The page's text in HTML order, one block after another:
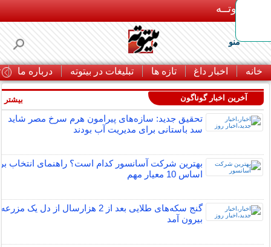
بـیتوتــه
منو
خانه اخبار داغ تازه ها تبلیغات در بیتوته درباره ما
آخرین اخبار گوناگون
تحقیق جدید: سازه‌های پیرامون هرم سرخ مصر شاید
سد باستانی برای مدیریت آب بودند
بهترین شرکت آسانسور کدام است؟ راهنمای انتخاب
اساس 10 معیار مهم
گنج سکه‌های طلایی بعد از 2 هزارسال از دل یک مزرعه
بیرون آمد
بیشتر